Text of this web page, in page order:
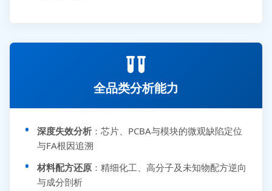
全品类分析能力
深度失效分析 ：芯片、PCBA与模块的微观缺陷定位
与FA根因追溯
材料配方还原 ：精细化工、高分子及未知物配方逆向
与成分剖析